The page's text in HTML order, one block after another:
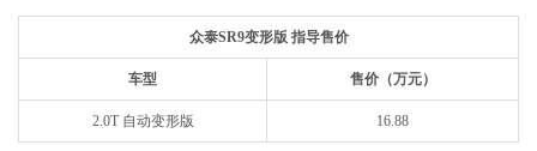
众泰SR9变形版 指导售价
车型 售价（万元）
2.0T 自动变形版 16.88